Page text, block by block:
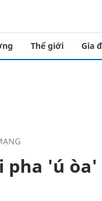
Thế giới Gia
'ú